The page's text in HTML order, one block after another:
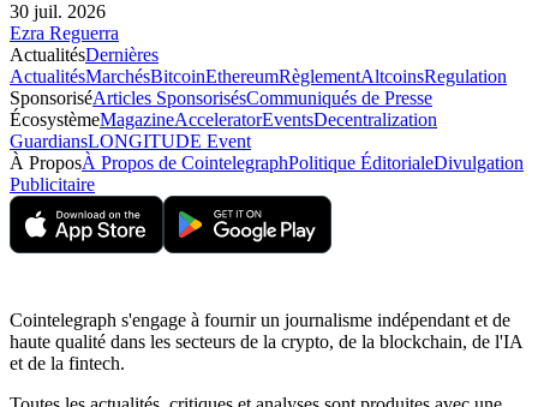
30 juil. 2026
Ezra Reguerra
ActualitésDernières
ActualitésMarchésBitcoinEthereumRèglementAltcoinsRegulation
SponsoriséArticles SponsorisésCommuniqués de Presse
ÉcosystèmeMagazineAcceleratorEventsDecentralization
GuardiansLONGITUDE Event
À ProposÀ Propos de CointelegraphPolitique ÉditorialeDivulgation
Publicitaire
Cointelegraph s'engage à fournir un journalisme indépendant et de
haute qualité dans les secteurs de la crypto, de la blockchain, de l'IA
et de la fintech.